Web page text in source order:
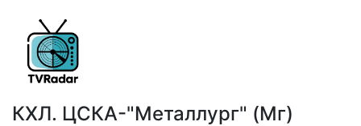
КХЛ. ЦСКА-"Металлург" (Мг)